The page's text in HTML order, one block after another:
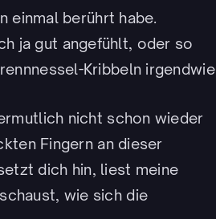
einmal berührt habe.
ja gut angefühlt, oder so
Kribbeln irgendwie
nicht schon wieder
Fingern an dieser
dich hin, liest meine
wie sich die